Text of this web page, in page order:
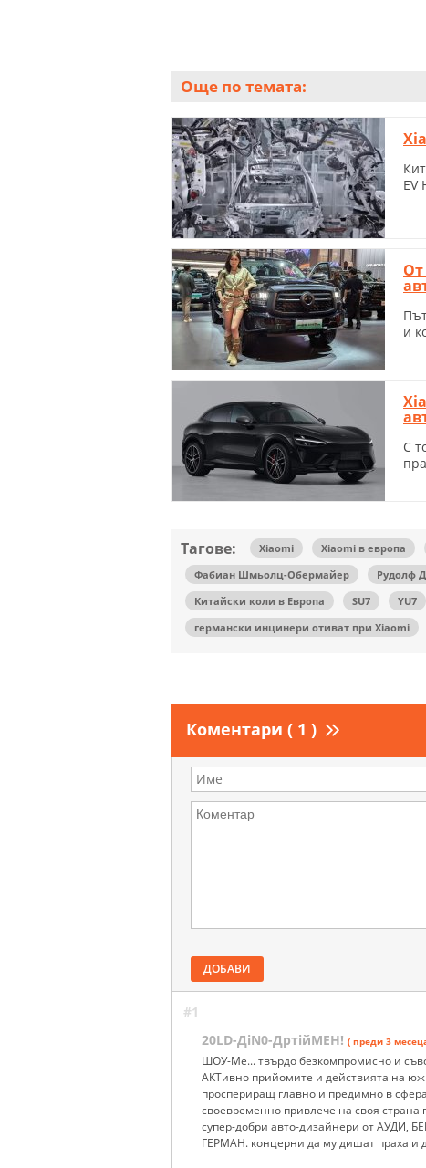
Още по темата:
EV
От
и
С
Тагове: Xiaomi Xiaomi в европа
Фабиан Шмьолц-Обермайер
Рудолф
Китайски коли в Европа
SU7 YU7
германски инцинери отиват при Xiaomi
Коментари ( 1 )
ДОБАВИ
#1
20LD-ДiN0-ДртiйМЕН! ( преди 3
ШОУ-Ме... твърдо безкомпромисно и
АКТивно прийомите и действията на
проспериращ главно и предимно в
своевременно привлече на своя
супер-добри авто-дизайнери от АУДИ,
ГЕРМАН. концерни да му дишат праха и